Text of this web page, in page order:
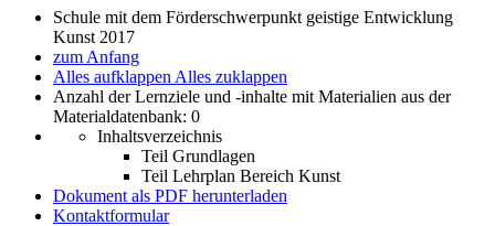
Schule mit dem Förderschwerpunkt geistige Entwicklung
Kunst 2017
zum Anfang
Alles aufklappen Alles zuklappen
Anzahl der Lernziele und -inhalte mit Materialien aus der
Materialdatenbank: 0
Inhaltsverzeichnis
Teil Grundlagen
Teil Lehrplan Bereich Kunst
Dokument als PDF herunterladen
Kontaktformular